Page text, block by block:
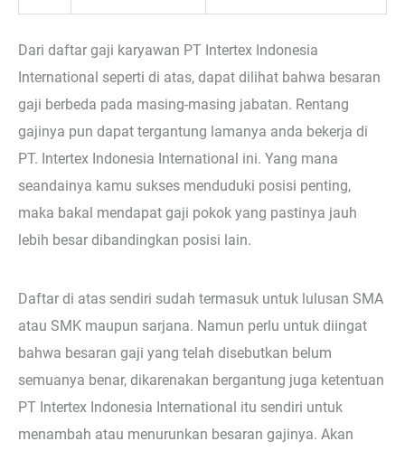
Dari daftar gaji karyawan PT Intertex Indonesia
International seperti di atas, dapat dilihat bahwa besaran
gaji berbeda pada masing-masing jabatan. Rentang
gajinya pun dapat tergantung lamanya anda bekerja di
PT. Intertex Indonesia International ini. Yang mana
seandainya kamu sukses menduduki posisi penting,
maka bakal mendapat gaji pokok yang pastinya jauh
lebih besar dibandingkan posisi lain.
Daftar di atas sendiri sudah termasuk untuk lulusan SMA
atau SMK maupun sarjana. Namun perlu untuk diingat
bahwa besaran gaji yang telah disebutkan belum
semuanya benar, dikarenakan bergantung juga ketentuan
PT Intertex Indonesia International itu sendiri untuk
menambah atau menurunkan besaran gajinya. Akan